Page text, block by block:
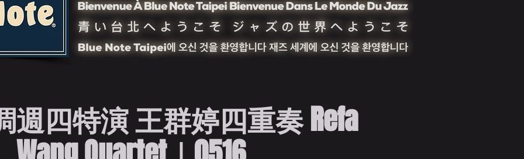
週四特演 王群婷四重奏 Refa